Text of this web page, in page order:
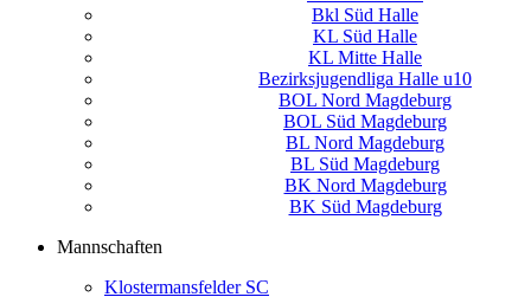
Bkl Süd Halle
KL Süd Halle
KL Mitte Halle
Bezirksjugendliga Halle u10
BOL Nord Magdeburg
BOL Süd Magdeburg
BL Nord Magdeburg
BL Süd Magdeburg
BK Nord Magdeburg
BK Süd Magdeburg
Mannschaften
Klostermansfelder SC